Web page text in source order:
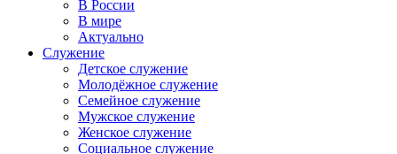
В России
В мире
Актуально
Служение
Детское служение
Молодёжное служение
Семейное служение
Мужское служение
Женское служение
Социальное служение